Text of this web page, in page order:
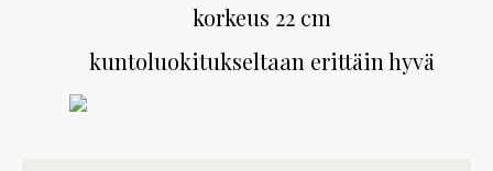
korkeus 22 cm
kuntoluokitukseltaan erittäin hyvä